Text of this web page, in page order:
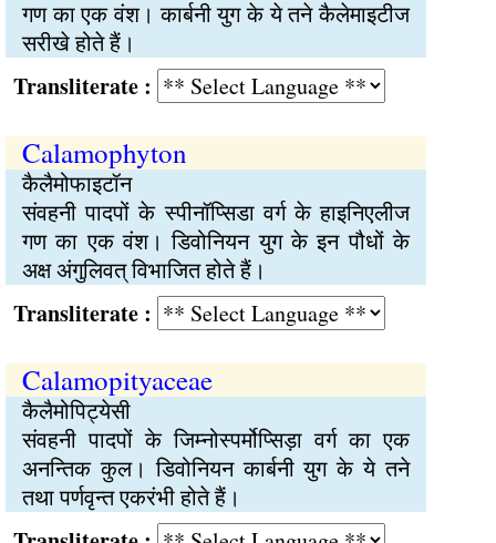
गण का एक वंश। कार्बनी युग के ये तने कैलेमाइटीज
सरीखे होते हैं।
:
Calamophyton
कैलैमोफाइटॉन
संवहनी पादपों के स्पीनॉप्सिडा वर्ग के हाइनिएलीज
गण का एक वंश। डिवोनियन युग के इन पौधों के
अक्ष अंगुलिवत् विभाजित होते हैं।
:
Calamopityaceae
कैलैमोपिट्येसी
संवहनी पादपों के जिम्नोस्पर्मोप्सिड़ा वर्ग का एक
अनन्तिक कुल। डिवोनियन कार्बनी युग के ये तने
तथा पर्णवृन्त एकरंभी होते हैं।